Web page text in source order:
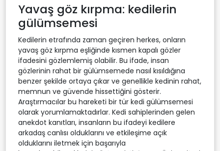
Yavaş göz kırpma: kedilerin
gülümsemesi
Kedilerin etrafında zaman geçiren herkes, onların
yavaş göz kırpma eşliğinde kısmen kapalı gözler
ifadesini gözlemlemiş olabilir. Bu ifade, insan
gözlerinin rahat bir gülümsemede nasıl kısıldığına
benzer şekilde ortaya çıkar ve genellikle kedinin rahat,
memnun ve güvende hissettiğini gösterir.
Araştırmacılar bu hareketi bir tür kedi gülümsemesi
olarak yorumlamaktadırlar. Kedi sahiplerinden gelen
anekdot kanıtları, insanların bu ifadeyi kedilere
arkadaş canlısı olduklarını ve etkileşime açık
olduklarını iletmek için başarıyla